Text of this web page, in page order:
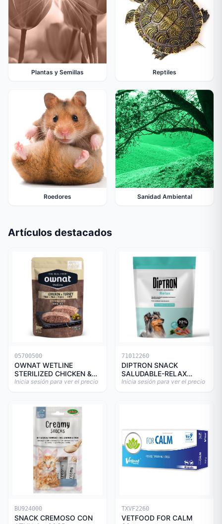
Plantas y Semillas Reptiles
Roedores Sanidad Ambiental
Artículos destacados
05700500
OWNAT WETLINE
STERILIZED CHICKEN &
TURKEY CAT 85gr
Inicia sesión para ver el precio
71012260
DIPTRON SNACK
SALUDABLE-RELAX
150GR
Inicia sesión para ver el precio
BU924000
SNACK CREMOSO CON
TXVF2260
VETFOOD FOR CALM